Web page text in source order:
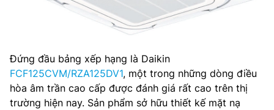
Đứng đầu bảng xếp hạng là Daikin
FCF125CVM/RZA125DV1, một trong những dòng điều
hòa âm trần cao cấp được đánh giá rất cao trên thị
trường hiện nay. Sản phẩm sở hữu thiết kế mặt nạ